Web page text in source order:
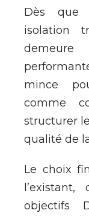
Dès que
isolation
mince
comme
structurer
qualité de
Le choix
objectifs